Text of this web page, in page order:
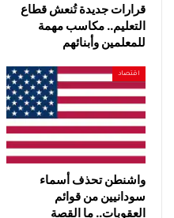
قرارات جديدة تُنعش قطاع
التعليم.. مكاسب مهمة
للمعلمين وأبنائهم
اقتصاد
واشنطن تحذف أسماء
سودانيين من قوائم
العقوبات.. ما القصة